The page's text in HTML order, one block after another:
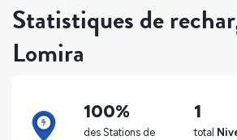
Statistiques de
Lomira
100%
des Stations de
1
total